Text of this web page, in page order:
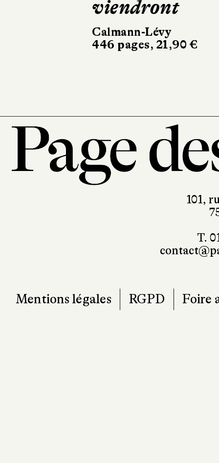
C'est l'histoire
d'un amour
Récamier
101,
T.
Mentions légales RGPD Foire